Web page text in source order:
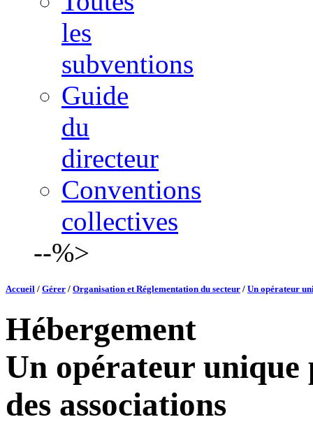
les
subventions
Guide
du
directeur
Conventions
collectives
--%>
Accueil / Gérer / Organisation et Réglementation du secteur / Un opérateur
Hébergement
Un opérateur unique
des associations